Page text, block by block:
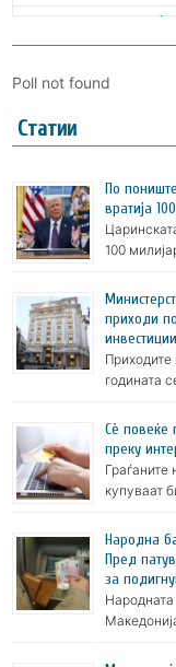
Poll not found
Статии
По
вратија
100
приходи
Приходите
годината
Сè повеќе
преку
Граѓаните
купуваат
Народна
Пред
за